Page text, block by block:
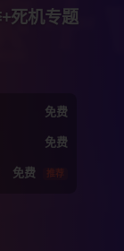
死机专题
免费
免费
免费 推荐